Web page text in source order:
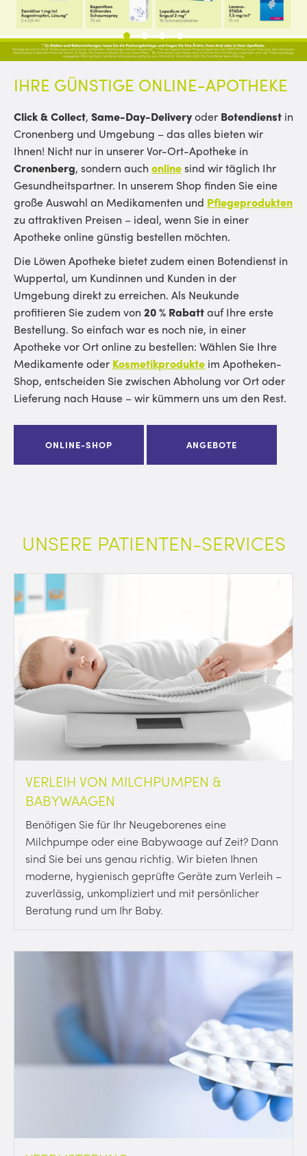
IHRE GÜNSTIGE ONLINE-APOTHEKE
Click & Collect, Same-Day-Deliveryoder Botendienst in
Cronenberg und Umgebung – das alles bieten wir
Ihnen! Nicht nur in unserer Vor-Ort-Apotheke in
Cronenberg, sondern auch onlinesind wir täglich Ihr
Gesundheitspartner. In unserem Shop finden Sie eine
große Auswahl an Medikamenten und Pflegeprodukten
zu attraktiven Preisen – ideal, wenn Sie in einer
Apotheke online günstig bestellen möchten.
Die Löwen Apotheke bietet zudem einen Botendienst in
Wuppertal, um Kundinnen und Kunden in der
Umgebung direkt zu erreichen. Als Neukunde
profitieren Sie zudem von 20 % Rabattauf Ihre erste
Bestellung. So einfach war es noch nie, in einer
Apotheke vor Ort online zu bestellen: Wählen Sie Ihre
Medikamente oder Kosmetikprodukte im Apotheken-
Shop, entscheiden Sie zwischen Abholung vor Ort oder
Lieferung nach Hause – wir kümmern uns um den Rest.
ONLINE-SHOP ANGEBOTE
1 2 3 4
UNSERE PATIENTEN-SERVICES
VERLEIH VON MILCHPUMPEN &
BABYWAAGEN
Benötigen Sie für Ihr Neugeborenes eine
Milchpumpe oder eine Babywaage auf Zeit? Dann
sind Sie bei uns genau richtig. Wir bieten Ihnen
moderne, hygienisch geprüfte Geräte zum Verleih –
zuverlässig, unkompliziert und mit persönlicher
Beratung rund um Ihr Baby.